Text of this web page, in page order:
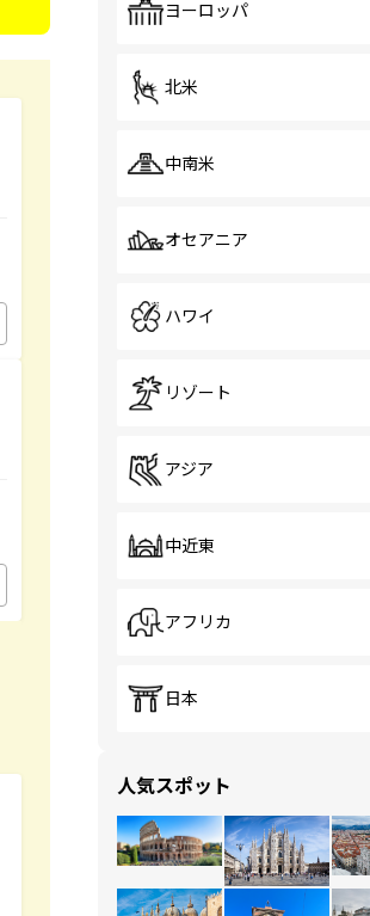
ヨーロッパ
北米
中南米
オセアニア
ハワイ
リゾート
アジア
中近東
アフリカ
日本
人気スポット